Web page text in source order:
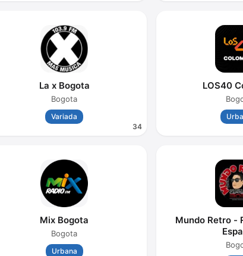
34
La x Bogota
Bogota
Variada
LOS40
Mix Bogota
Bogota
Urbana
Mundo Retro -